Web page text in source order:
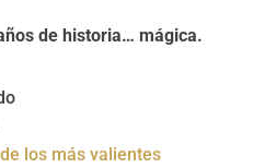
de historia… mágica.
los más valientes